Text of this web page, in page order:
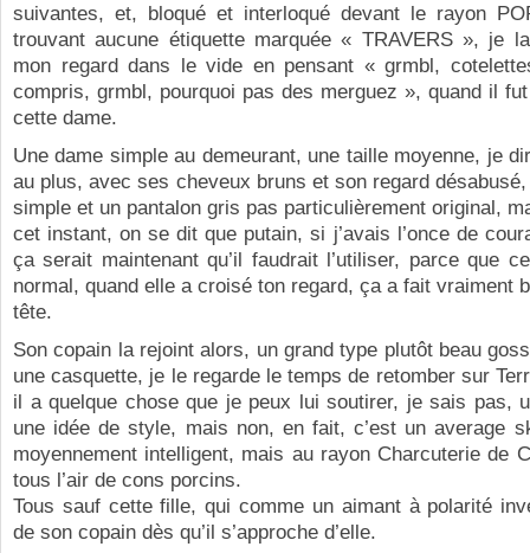
suivantes, et, bloqué et interloqué devant le rayon
trouvant aucune étiquette marquée « TRAVERS », je
mon regard dans le vide en pensant « grmbl,
compris, grmbl, pourquoi pas des merguez », quand il
cette dame.
Une dame simple au demeurant, une taille moyenne, je
au plus, avec ses cheveux bruns et son regard
simple et un pantalon gris pas particulièrement original,
cet instant, on se dit que putain, si j’avais l’once de
ça serait maintenant qu’il faudrait l’utiliser, parce que
normal, quand elle a croisé ton regard, ça a fait vraiment
tête.
Son copain la rejoint alors, un grand type plutôt beau
une casquette, je le regarde le temps de retomber sur
il a quelque chose que je peux lui soutirer, je sais pas,
une idée de style, mais non, en fait, c’est un average
moyennement intelligent, mais au rayon Charcuterie de
tous l’air de cons porcins.
Tous sauf cette fille, qui comme un aimant à polarité
de son copain dès qu’il s’approche d’elle.